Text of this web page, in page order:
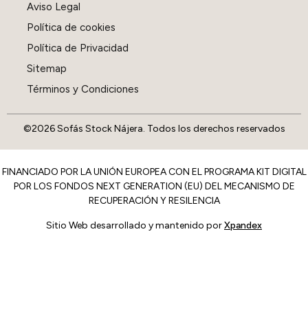
Aviso Legal
Política de cookies
Política de Privacidad
Sitemap
Términos y Condiciones
©2026 Sofás Stock Nájera. Todos los derechos reservados
FINANCIADO POR LA UNIÓN EUROPEA CON EL PROGRAMA KIT DIGITAL
POR LOS FONDOS NEXT GENERATION (EU) DEL MECANISMO DE
RECUPERACIÓN Y RESILENCIA
Sitio Web desarrollado y mantenido porXpandex